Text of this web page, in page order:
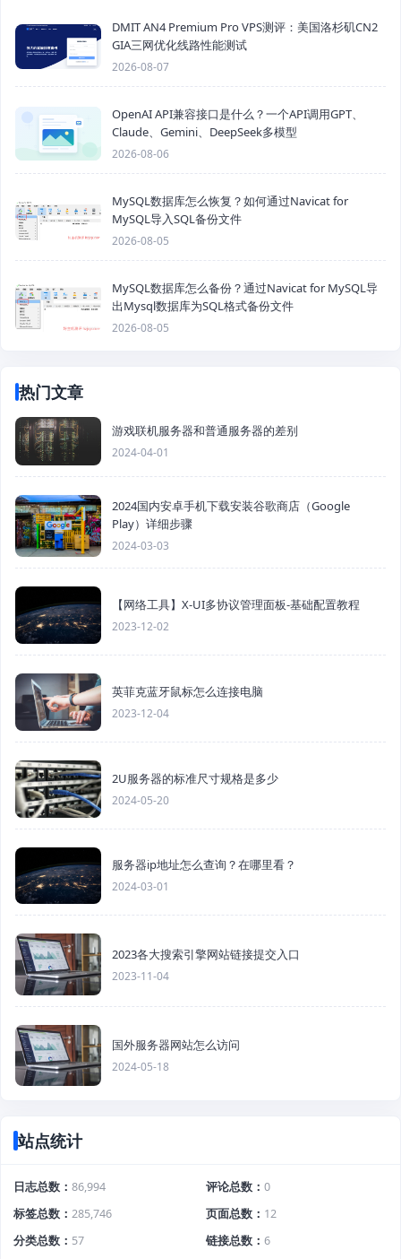
DMIT AN4 Premium Pro VPS测评：美国洛杉矶CN2
GIA三网优化线路性能测试
2026-08-07
OpenAI API兼容接口是什么？一个API调用GPT、
Claude、Gemini、DeepSeek多模型
2026-08-06
MySQL数据库怎么恢复？如何通过Navicat for
MySQL导入SQL备份文件
2026-08-05
MySQL数据库怎么备份？通过Navicat for MySQL导
出Mysql数据库为SQL格式备份文件
2026-08-05
热门文章
游戏联机服务器和普通服务器的差别
2024-04-01
2024国内安卓手机下载安装谷歌商店（Google
Play）详细步骤
2024-03-03
【网络工具】X-UI多协议管理面板-基础配置教程
2023-12-02
英菲克蓝牙鼠标怎么连接电脑
2023-12-04
2U服务器的标准尺寸规格是多少
2024-05-20
服务器ip地址怎么查询？在哪里看？
2024-03-01
2023各大搜索引擎网站链接提交入口
2023-11-04
国外服务器网站怎么访问
2024-05-18
站点统计
日志总数 86,994 评论总数
0
标签总数
285,746 页面总数
12
分类总数
57 链接总数
6